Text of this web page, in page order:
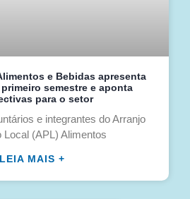
e Bebidas apresenta
semestre e aponta
para o setor
e integrantes do Arranjo
Local (APL) Alimentos
LEIA MAIS +